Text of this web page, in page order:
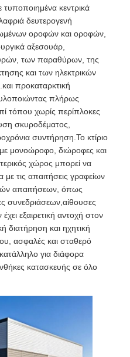
χάλυβα
κεντρικά
δευτερογενή
οροφών και οροφών,
αξεσουάρ,
των παραθύρων, της
και των ηλεκτρικών
προκαταρκτική
πλήρως
τόπου χωρίς περίπλοκες
σκυροδέματος,
συντήρηση.Το κτίριο
με μονοώροφο, διώροφες και
χώρος μπορεί να
τις απαιτήσεις γραφείων
απαιτήσεων, όπως
συνεδριάσεων,αίθουσες
εξαιρετική αντοχή στον
διατήρηση και ηχητική
ασφαλές και σταθερό
για διάφορα
κατασκευής σε όλο